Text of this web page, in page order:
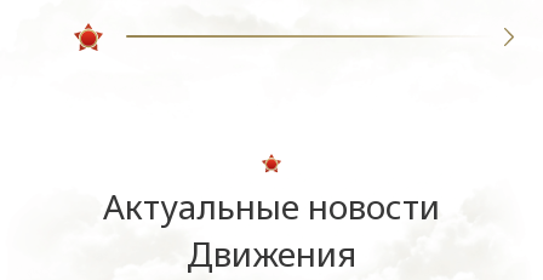
Актуальные новости
Движения